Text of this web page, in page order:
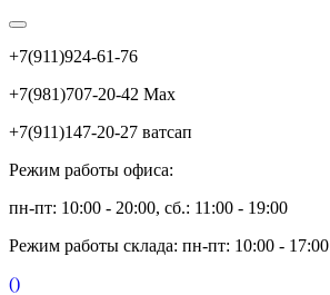
+7(911)924-61-76
+7(981)707-20-42 Max
+7(911)147-20-27 ватсап
Режим работы офиса:
пн-пт: 10:00 - 20:00, сб.: 11:00 - 19:00
Режим работы склада: пн-пт: 10:00 - 17:00
()